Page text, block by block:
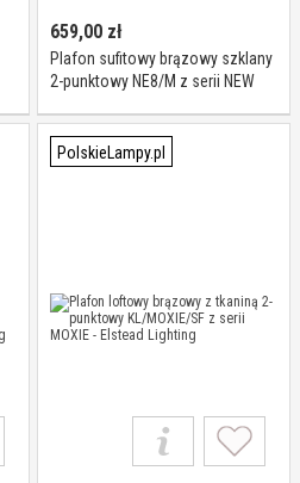
659,00 zł
Plafon sufitowy brązowy szklany
2-punktowy NE8/M z serii NEW
PolskieLampy.pl